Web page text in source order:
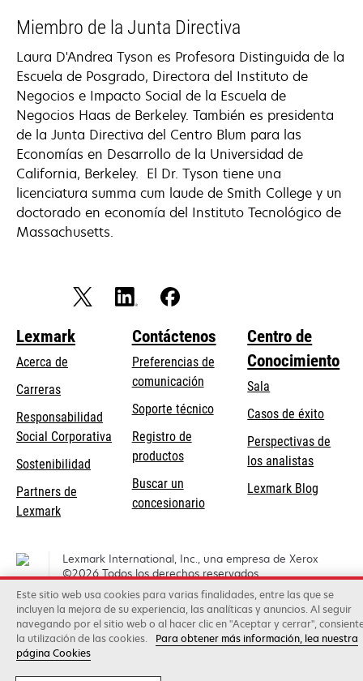
Miembro de la Junta Directiva
Laura D'Andrea Tyson es Profesora Distinguida de la
Escuela de Posgrado, Directora del Instituto de
Negocios e Impacto Social de la Escuela de
Negocios Haas de Berkeley. También es presidenta
de la Junta Directiva del Centro Blum para las
Economías en Desarrollo de la Universidad de
California, Berkeley. El Dr. Tyson tiene una
licenciatura summa cum laude de Smith College y un
doctorado en economía del Instituto Tecnológico de
Massachusetts.
Lexmark
Acerca de
Carreras
Responsabilidad
Social Corporativa
abre
pestaña
Sostenibilidad
Partners de
Lexmark
Contáctenos
Preferencias de
comunicación
Soporte técnicose
pestaña
Registro de
productos
Buscar un
concesionario
Centro de
Conocimiento
Sala
Casos de éxito
Perspectivas de
los analistas
Lexmark Blog
Lexmark International, Inc., una empresa de Xerox
©2026 Todos los derechos reservados.
Privacidad
Este sitio web usa cookies para varias finalidades, entre las que se
incluyen la mejora de su experiencia, las analíticas y anuncios. Al seguir
navegando por el sitio web o al hacer clic en "Aceptar y cerrar",
la utilización de las cookies.
Para obtener más información, lea nuestra
página Cookies